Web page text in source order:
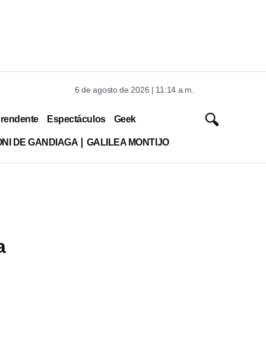
6 de agosto de 2026 | 11:14 a.m.
Espectáculos Geek
DE GANDIAGA GALILEA MONTIJO